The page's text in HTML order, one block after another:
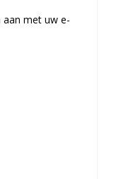
aan met uw e-